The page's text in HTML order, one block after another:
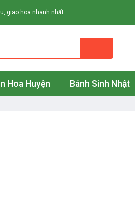
giao hoa nhanh nhất
Hoa Huyện Bánh Sinh Nhật